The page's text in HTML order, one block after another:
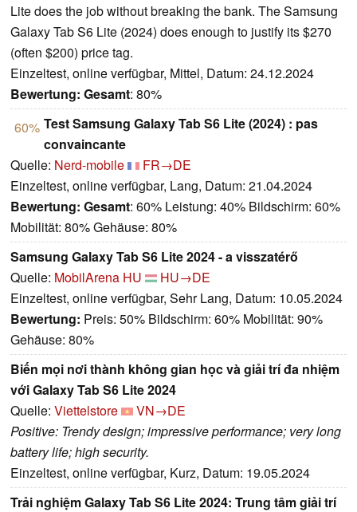
Lite does the job without breaking the bank. The Samsung
Galaxy Tab S6 Lite (2024) does enough to justify its $270
(often $200) price tag.
Einzeltest, online verfügbar, Mittel, Datum: 24.12.2024
Bewertung: Gesamt: 80%
60% Test Samsung Galaxy Tab S6 Lite (2024) : pas
convaincante
Quelle: Nerd-mobile
FR→DE
Einzeltest, online verfügbar, Lang, Datum: 21.04.2024
Bewertung: Gesamt: 60% Leistung: 40% Bildschirm: 60%
Mobilität: 80% Gehäuse: 80%
Samsung Galaxy Tab S6 Lite 2024 - a visszatérő
Quelle: MobilArena HU
HU→DE
Einzeltest, online verfügbar, Sehr Lang, Datum: 10.05.2024
Bewertung: Preis: 50% Bildschirm: 60% Mobilität: 90%
Gehäuse: 80%
Biến mọi nơi thành không gian học và giải trí đa nhiệm
với Galaxy Tab S6 Lite 2024
Quelle: Viettelstore
VN→DE
Positive: Trendy design; impressive performance; very long
battery life; high security.
Einzeltest, online verfügbar, Kurz, Datum: 19.05.2024
Trải nghiệm Galaxy Tab S6 Lite 2024: Trung tâm giải trí